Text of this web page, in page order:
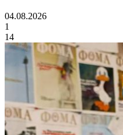
04.08.2026
1
14